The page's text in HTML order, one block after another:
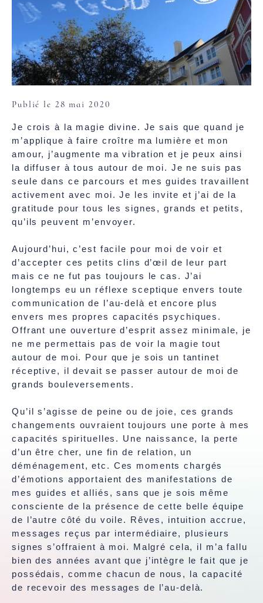
Publié le 28 mai 2020
Je crois à la magie divine. Je sais que quand je
m’applique à faire croître ma lumière et mon
amour, j’augmente ma vibration et je peux ainsi
la diffuser à tous autour de moi. Je ne suis pas
seule dans ce parcours et mes guides travaillent
activement avec moi. Je les invite et j’ai de la
gratitude pour tous les signes, grands et petits,
qu’ils peuvent m’envoyer.
Aujourd’hui, c’est facile pour moi de voir et
d’accepter ces petits clins d’œil de leur part
mais ce ne fut pas toujours le cas. J’ai
longtemps eu un réflexe sceptique envers toute
communication de l’au-delà et encore plus
envers mes propres capacités psychiques.
Offrant une ouverture d’esprit assez minimale, je
ne me permettais pas de voir la magie tout
autour de moi. Pour que je sois un tantinet
réceptive, il devait se passer autour de moi de
grands bouleversements.
Qu’il s’agisse de peine ou de joie, ces grands
changements ouvraient toujours une porte à mes
capacités spirituelles. Une naissance, la perte
d’un être cher, une fin de relation, un
déménagement, etc. Ces moments chargés
d’émotions apportaient des manifestations de
mes guides et alliés, sans que je sois même
consciente de la présence de cette belle équipe
de l’autre côté du voile. Rêves, intuition accrue,
messages reçus par intermédiaire, plusieurs
signes s’offraient à moi. Malgré cela, il m’a fallu
bien des années avant que j’intègre le fait que je
possédais, comme chacun de nous, la capacité
de recevoir des messages de l’au-delà.